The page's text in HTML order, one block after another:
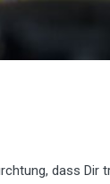
dass Dir